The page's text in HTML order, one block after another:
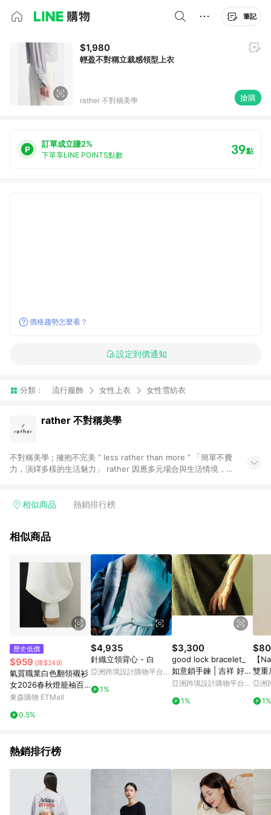
筆記
$1,980
輕盈不對稱立裁感領型上衣
rather 不對稱美學 搶購
訂單成立賺2%
下單享LINE POINTS點數 39點
價格趨勢怎麼看？
設定到價通知
分類： 流行服飾 女性上衣 女性雪紡衣
rather 不對稱美學
不對稱美學 ; 擁抱不完美 “ less rather than more ” 「簡單不費
力，演繹多樣的生活魅力」 rather 因應多元場合與生活情境，將
品牌定位以「永恆時尚」為核心，重審物品的價值性。 有意識的
日常穿搭的永續時尚 「 一時的潮流會褪色，風格才是永恆 」
相似商品 熱銷排行榜
相似商品
歷史低價
$959 (降$249)
氣質職業白色翻領襯衫
女2026春秋燈籠袖百
搭通勤OL設計感洋氣襯
東森購物 ETMall
0.5%
$4,935
針織立領背心 - 白
亞洲跨境設計購物平台
1%
$3,300
good lock bracelet_
如意鎖手鍊 | 吉祥 好運
護身符 設計師手作
亞洲跨境設計購物平台
1%
【
雙重
亞洲
1%
熱銷排行榜